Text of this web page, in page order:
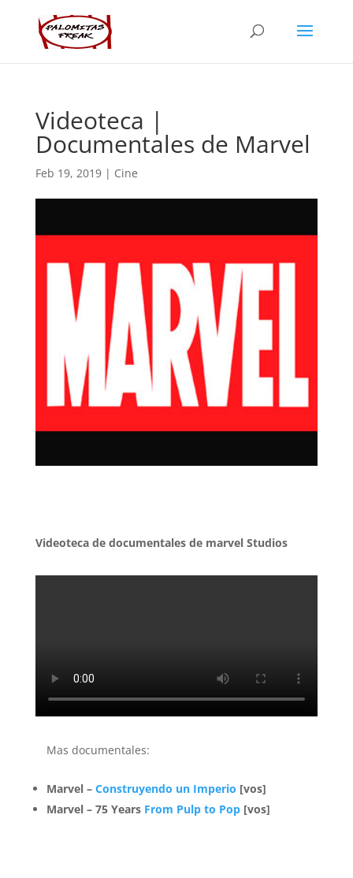
Videoteca |
Documentales de Marvel
Feb 19, 2019| Cine
Videoteca de documentales de marvel Studios
Mas documentales:
Marvel – Construyendo un Imperio [vos]
Marvel – 75 Years From Pulp to Pop[vos]